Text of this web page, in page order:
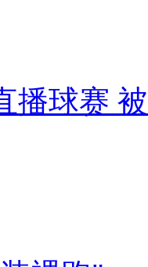
播球赛